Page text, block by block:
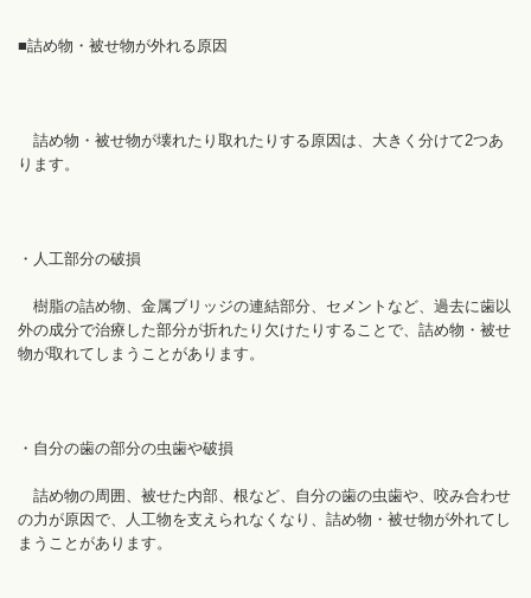
■詰め物・被せ物が外れる原因
詰め物・被せ物が壊れたり取れたりする原因は、大きく分けて2つあ
ります。
・人工部分の破損
樹脂の詰め物、金属ブリッジの連結部分、セメントなど、過去に歯以
外の成分で治療した部分が折れたり欠けたりすることで、詰め物・被せ
物が取れてしまうことがあります。
・自分の歯の部分の虫歯や破損
詰め物の周囲、被せた内部、根など、自分の歯の虫歯や、咬み合わせ
の力が原因で、人工物を支えられなくなり、詰め物・被せ物が外れてし
まうことがあります。